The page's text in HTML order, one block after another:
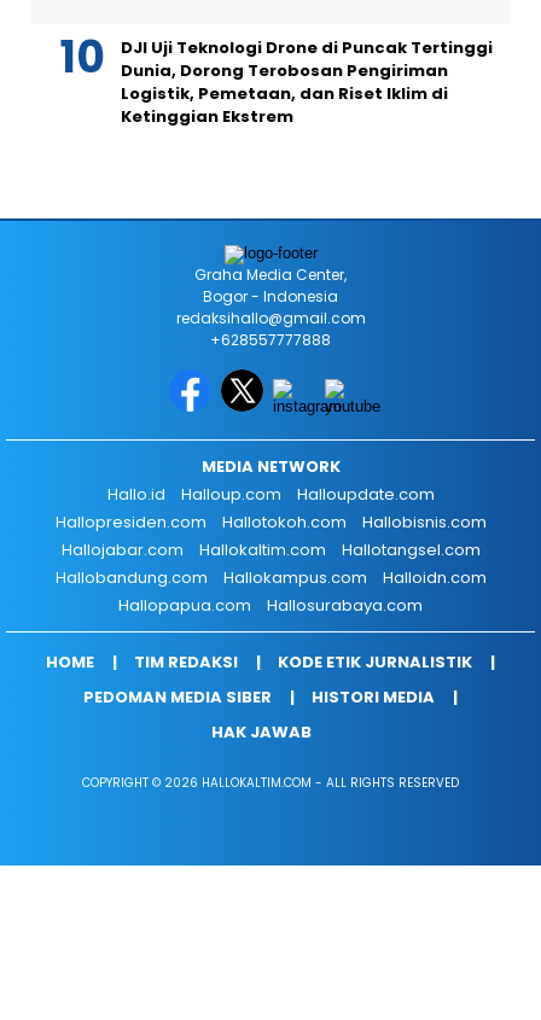
DJI Uji Teknologi Drone di Puncak Tertinggi
Dunia, Dorong Terobosan Pengiriman
Logistik, Pemetaan, dan Riset Iklim di
Ketinggian Ekstrem
Graha Media Center,
Bogor - Indonesia
redaksihallo@gmail.com
+628557777888
MEDIA NETWORK
Hallo.id
Halloup.com
Halloupdate.com
Hallopresiden.com
Hallotokoh.com
Hallobisnis.com
Hallojabar.com
Hallokaltim.com
Hallotangsel.com
Hallobandung.com
Hallokampus.com
Halloidn.com
Hallopapua.com
Hallosurabaya.com
HOME TIM REDAKSI
KODE ETIK JURNALISTIK
PEDOMAN MEDIA SIBER
HISTORI MEDIA
HAK JAWAB
COPYRIGHT © 2026 HALLOKALTIM.COM - ALL RIGHTS RESERVED